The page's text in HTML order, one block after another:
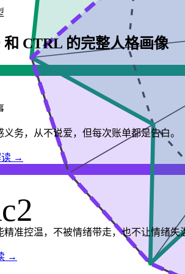
CTRL 的完整人格画像
务，从不说爱，但每次账单都是告白。
读 →
精准控温，不被情绪带走，也不让情绪失
→